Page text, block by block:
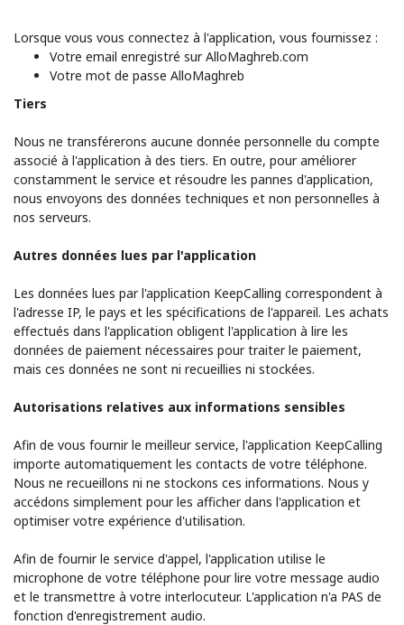
Lorsque vous vous connectez à l'application, vous fournissez :
Votre email enregistré sur AlloMaghreb.com
Votre mot de passe AlloMaghreb
Tiers
Nous ne transférerons aucune donnée personnelle du compte
associé à l'application à des tiers. En outre, pour améliorer
constamment le service et résoudre les pannes d'application,
nous envoyons des données techniques et non personnelles à
nos serveurs.
Autres données lues par l'application
Les données lues par l'application KeepCalling correspondent à
l'adresse IP, le pays et les spécifications de l'appareil. Les achats
effectués dans l'application obligent l'application à lire les
données de paiement nécessaires pour traiter le paiement,
mais ces données ne sont ni recueillies ni stockées.
Autorisations relatives aux informations sensibles
Afin de vous fournir le meilleur service, l'application KeepCalling
importe automatiquement les contacts de votre téléphone.
Nous ne recueillons ni ne stockons ces informations. Nous y
accédons simplement pour les afficher dans l'application et
optimiser votre expérience d'utilisation.
Afin de fournir le service d'appel, l'application utilise le
microphone de votre téléphone pour lire votre message audio
et le transmettre à votre interlocuteur. L'application n'a PAS de
fonction d'enregistrement audio.